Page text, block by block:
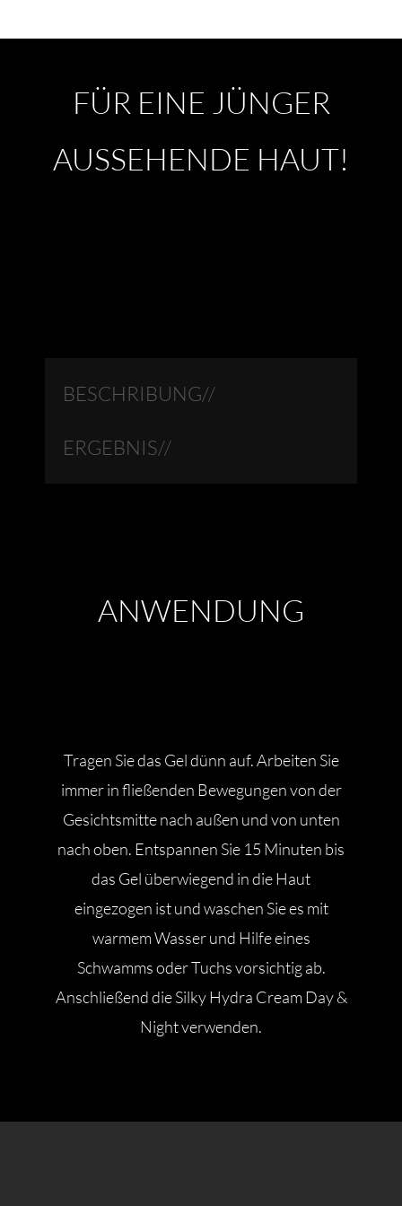
FÜR EINE JÜNGER
AUSSEHENDE HAUT!
BESCHRIBUNG//
ERGEBNIS//
ANWENDUNG
Tragen Sie das Gel dünn auf.Arbeiten Sie
immer in fließenden Bewegungen von der
Gesichtsmitte nach außen und von unten
nach oben. Entspannen Sie 15 Minuten bis
das Gel überwiegend in die Haut
eingezogen ist und waschen Sie es mit
warmem Wasser und Hilfe eines
Schwamms oder Tuchs vorsichtig ab.
Anschließend die Silky Hydra Cream Day &
Night verwenden.